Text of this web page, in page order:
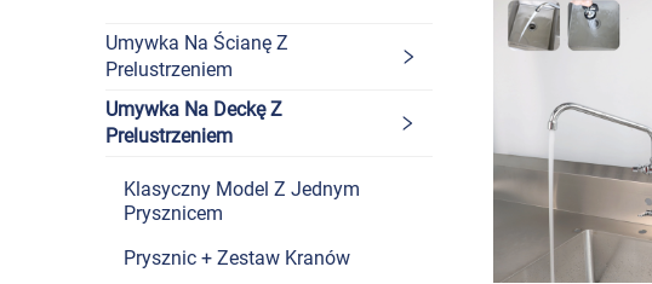
Umywka Na Ścianę Z
Prelustrzeniem
Umywka Na Deckę Z
Prelustrzeniem
Klasyczny Model Z Jednym
Prysznicem
Prysznic + Zestaw Kranów